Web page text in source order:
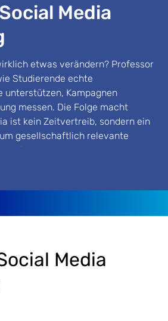
Media
etwas verändern? Professor
Studierende echte
unterstützen, Kampagnen
messen. Die Folge macht
ist kein Zeitvertreib, sondern ein
gesellschaftlich relevante
Media